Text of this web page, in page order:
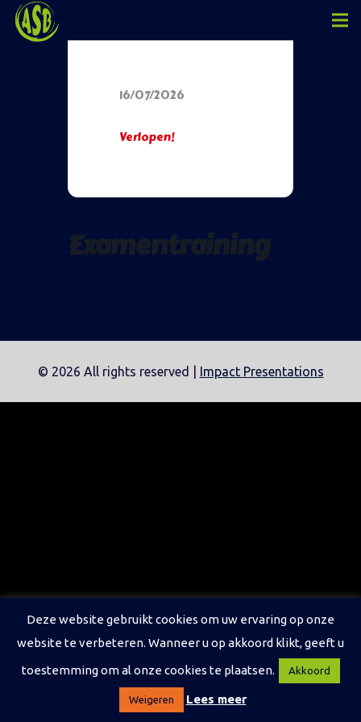
16/07/2026
Verlopen!
© 2026 All rights reserved | Impact Presentations
Deze website gebruikt cookies om uw ervaring op onze
website te verbeteren. Wanneer u op akkoord klikt, geeft u
toestemming om al onze cookies te plaatsen.
Akkoord
Weigeren Lees meer